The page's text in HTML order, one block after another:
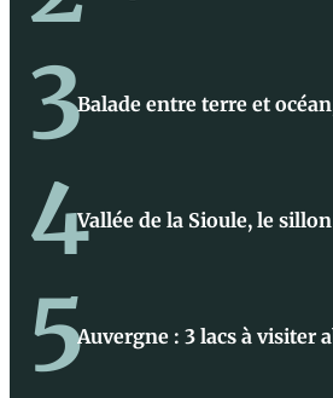
3Balade entre terre et
4Vallée de la Sioule, le
5Auvergne : 3 lacs à visiter